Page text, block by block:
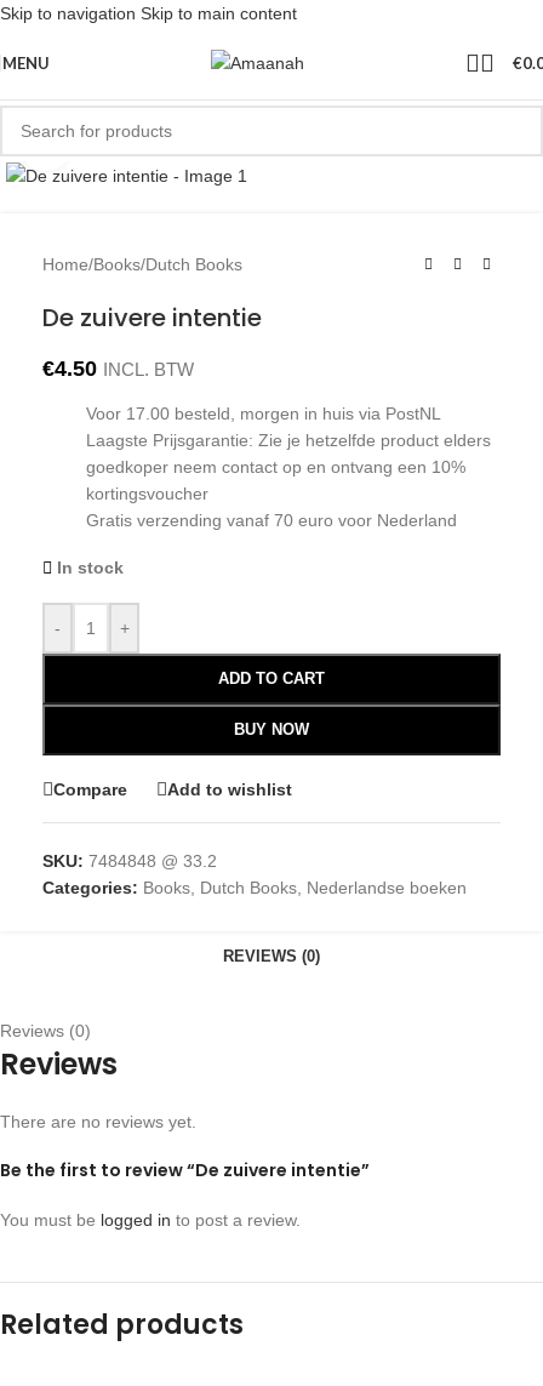
Skip to navigation Skip to main content
MENU €
Click to enlarge
Home/Books/Dutch Books
De zuivere intentie
€4.50 INCL. BTW
Voor 17.00 besteld, morgen in huis via PostNL
Laagste Prijsgarantie: Zie je hetzelfde product elders
goedkoper neem contact op en ontvang een 10%
kortingsvoucher
Gratis verzending vanaf 70 euro voor Nederland
In stock
- +
ADD TO CART
BUY NOW
Compare Add to wishlist
SKU: 7484848 @ 33.2
Categories: Books, Dutch Books, Nederlandse boeken
REVIEWS (0)
Reviews (0)
Reviews
There are no reviews yet.
Be the first to review “De zuivere intentie”
You must be logged in to post a review.
Related products